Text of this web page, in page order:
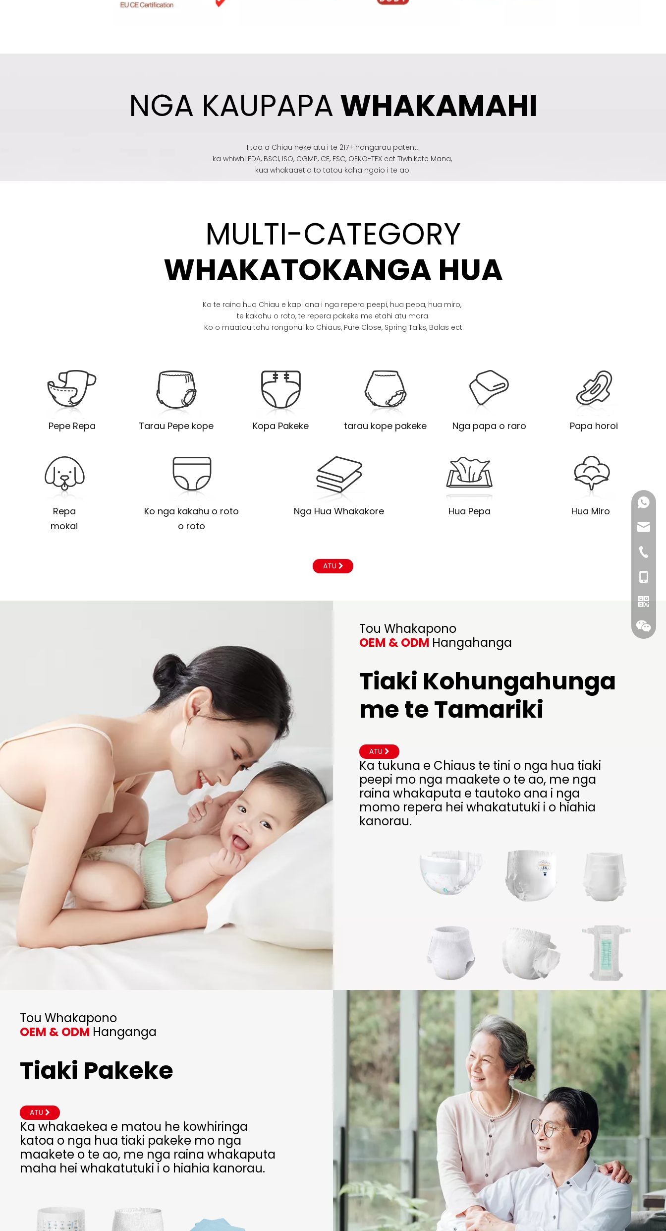
NGA KAUPAPAWHAKAMAHI
I toa a Chiau neke atu i te 217+ hangarau patent,
ka whiwhi FDA, BSCI, ISO, CGMP, CE, FSC, OEKO-TEX ect Tiwhikete Mana,
kua whakaaetia to tatou kaha ngaio i te ao.
MULTI-CATEGORY
WHAKATOKANGA HUA
Ko te raina hua Chiau e kapi ana i nga repera peepi, hua pepa, hua miro,
te kakahu o roto, te repera pakeke me etahi atu mara.
Ko o maatau tohu rongonui ko Chiaus, Pure Close, Spring Talks, Balas ect.
Pepe Repa Tarau Pepe kope Kopa Pakeke tarau kope pakeke Nga papa o raro Papa horoi
Repa
mokai
Ko nga kakahu o roto
o roto
Nga Hua Whakakore Hua Pepa Hua Miro
ATU
Tou Whakapono
OEM & ODM Hangahanga
Tiaki Kohungahunga
me te Tamariki
ATU
Ka tukuna e Chiaus te tini o nga hua tiaki
peepi mo nga maakete o te ao, me nga
raina whakaputa e tautoko ana i nga
momo repera hei whakatutuki i o hiahia
kanorau.
Tou Whakapono
OEM & ODM Hanganga
Tiaki Pakeke
ATU
Ka whakaekea e matou he kowhiringa
katoa o nga hua tiaki pakeke mo nga
maakete o te ao, me nga raina whakaputa
maha hei whakatutuki i o hiahia kanorau.
+86
+86-